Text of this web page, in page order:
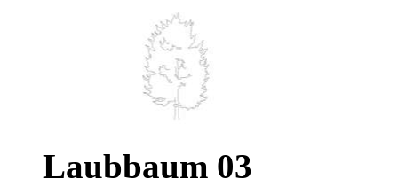
Laubbaum 03